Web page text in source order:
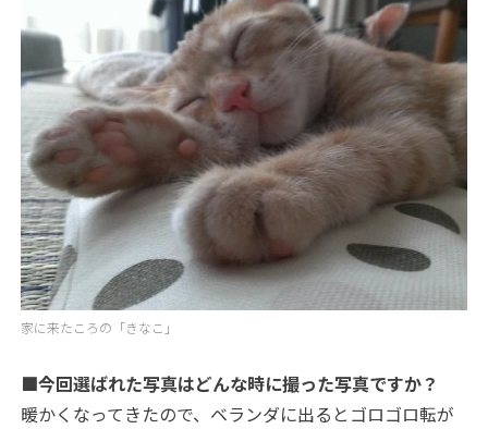
家に来たころの「きなこ」
■今回選ばれた写真はどんな時に撮った写真ですか？
暖かくなってきたので、ベランダに出るとゴロゴロ転が